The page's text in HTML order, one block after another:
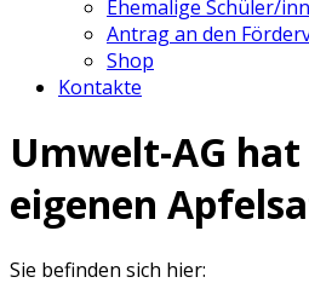
Ehemalige Schüler/
Antrag an den
Shop
Kontakte
Umwelt-AG
eigenen
Sie befinden sich hier: